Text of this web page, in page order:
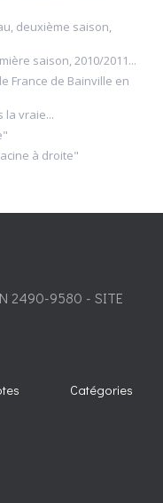
deuxième saison,
saison, 2010/2011...
France de Bainville en
la vraie...
à droite"
2490-9580 - SITE
Catégories